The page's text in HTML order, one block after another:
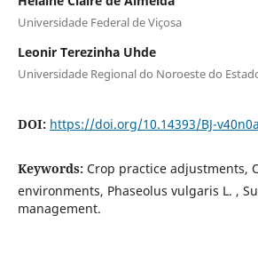
Universidade Federal de Viçosa
Leonir Terezinha Uhde
Universidade Regional do Noroeste do
DOI: https://doi.org/10.14393/BJ-
Keywords: Crop practice adjustments,
environments, Phaseolus vulgaris L. ,
management.